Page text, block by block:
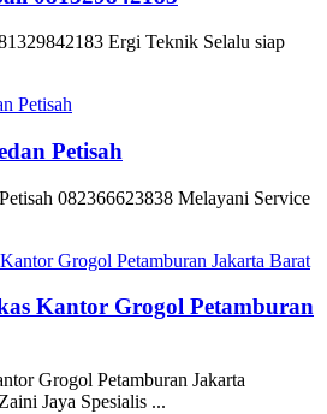
Ergi Teknik Selalu siap
Petisah
082366623838 Melayani Service
Kantor Grogol Petamburan
Grogol Petamburan Jakarta
Jaya Spesialis ...